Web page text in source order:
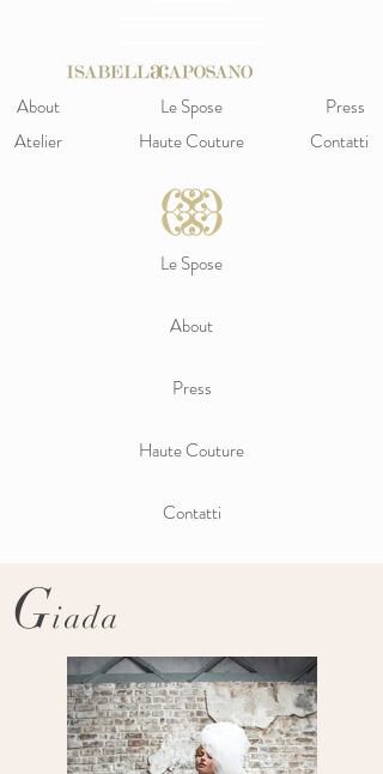
About
Atelier
Le Spose
Haute Couture
Press
Contatti
Le Spose
About
Press
Haute Couture
Contatti
Giada